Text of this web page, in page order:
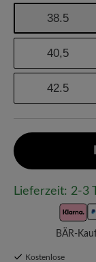
38.5
40,5
42.5
Lieferzeit: 2-3
BÄR-
Kostenlose